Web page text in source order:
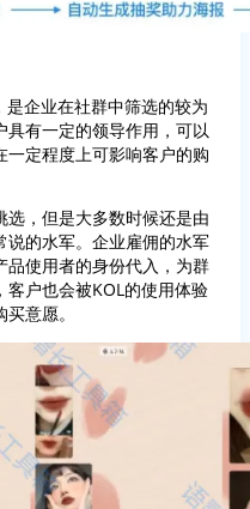
企业在社群中筛选的较为
有一定的领导作用，可以
定程度上可影响客户的购
，但是大多数时候还是由
说的水军。企业雇佣的水军
品使用者的身份代入，为群
户也会被KOL的使用体验
意愿。